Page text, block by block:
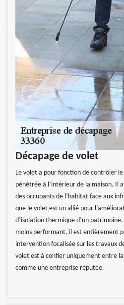
Décapage de volet
Le volet a pour fonction de contrôler
pénétrée à l’intérieur de la maison. Il
des occupants de l’habitat face aux
que le volet est un allié pour
d’isolation thermique d’un
moins performant, il est entièrement
intervention focalisée sur les travaux
volet est à confier uniquement entre la
comme une entreprise réputée.